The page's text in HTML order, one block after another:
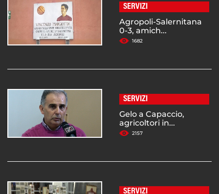
SERVIZI
Agropoli-Salernitana
0-3, amich...
1682
SERVIZI
Gelo a Capaccio,
agricoltori in...
2157
SERVIZI